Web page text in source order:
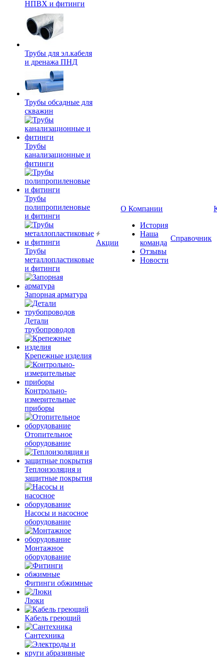
НПВХ и фитинги
Трубы для эл.кабеля
и дренажа ПНД
Трубы обсадные для
скважин
Трубы
канализационные и
фитинги
Трубы
полипропиленовые
и фитинги
Трубы
металлопластиковые
и фитинги
Запорная арматура
Детали
трубопроводов
Крепежные изделия
Контрольно-
измерительные
приборы
Отопительное
оборудование
Теплоизоляция и
защитные покрытия
Насосы и насосное
оборудование
Монтажное
оборудование
Фитинги обжимные
Люки
Кабель греющий
Сантехника
Акции
О Компании
История
Наша
команда
Отзывы
Новости
Справочник